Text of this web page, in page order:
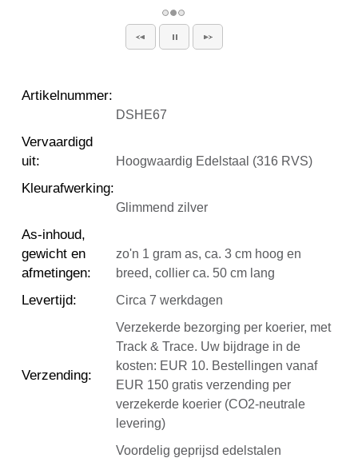
Artikelnummer:
DSHE67
Vervaardigd
uit: Hoogwaardig Edelstaal (316 RVS)
Kleurafwerking:
Glimmend zilver
As-inhoud,
gewicht en
afmetingen:
zo'n 1 gram as, ca. 3 cm hoog en
breed, collier ca. 50 cm lang
Levertijd: Circa 7 werkdagen
Verzending:
Verzekerde bezorging per koerier, met
Track & Trace. Uw bijdrage in de
kosten: EUR 10. Bestellingen vanaf
EUR 150 gratis verzending per
verzekerde koerier (CO2-neutrale
levering)
Voordelig geprijsd edelstalen